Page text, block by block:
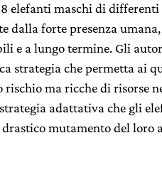
elefanti maschi di
dalla forte presenza umana,
e a lungo termine. Gli
strategia che permetta ai
rischio ma ricche di risorse
adattativa che gli
mutamento del loro